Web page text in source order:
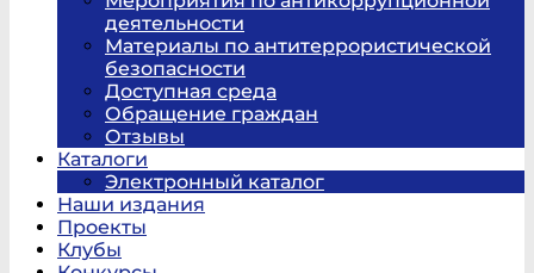
деятельности
Материалы по антитеррористической
безопасности
Доступная среда
Обращение граждан
Отзывы
Каталоги
Электронный каталог
Наши издания
Проекты
Клубы